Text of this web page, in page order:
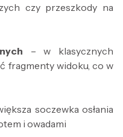
czy przeszkody na
– w klasycznych
fragmenty widoku, co w
soczewka osłania
i owadami